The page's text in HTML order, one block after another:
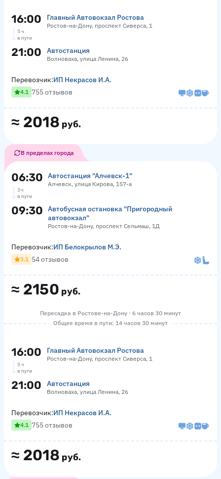
16:00 Главный Автовокзал Ростова
Ростов-на-Дону, проспект Сиверса, 1
5 ч
в пути
21:00 Автостанция
Волноваха, улица Ленина, 26
≈ 2018 руб.
Перевозчик:ИП Некрасов И.А.
4.1 755 отзывов
В пределах города
06:30 Автостанция "Алчевск-1"
Алчевск, улица Кирова, 157-а
3 ч
в пути
09:30
Автобусная остановка "Пригородный
автовокзал"
Ростов-на-Дону, проспект Сельмаш, 1Д
≈ 2150 руб.
Перевозчик:ИП Белокрылов М.Э.
3.1 54 отзывов
Пересадка в Ростове-на-Дону · 6 часов 30 минут
Общее время в пути: 14 часов 30 минут
16:00 Главный Автовокзал Ростова
Ростов-на-Дону, проспект Сиверса, 1
5 ч
в пути
21:00 Автостанция
Волноваха, улица Ленина, 26
≈ 2018 руб.
Перевозчик:ИП Некрасов И.А.
4.1 755 отзывов